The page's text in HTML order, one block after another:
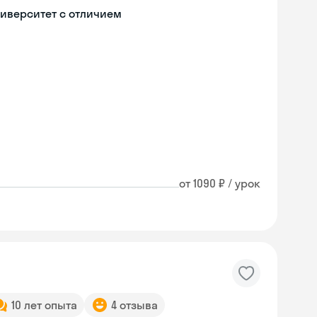
с отличием
от 1090 ₽ / урок
10 лет опыта 4 отзыва